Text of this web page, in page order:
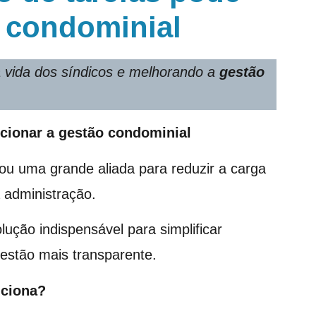
dos síndicos e melhorando a gestão
a gestão condominial
uma grande aliada para reduzir a carga
indispensável para simplificar
mais transparente.